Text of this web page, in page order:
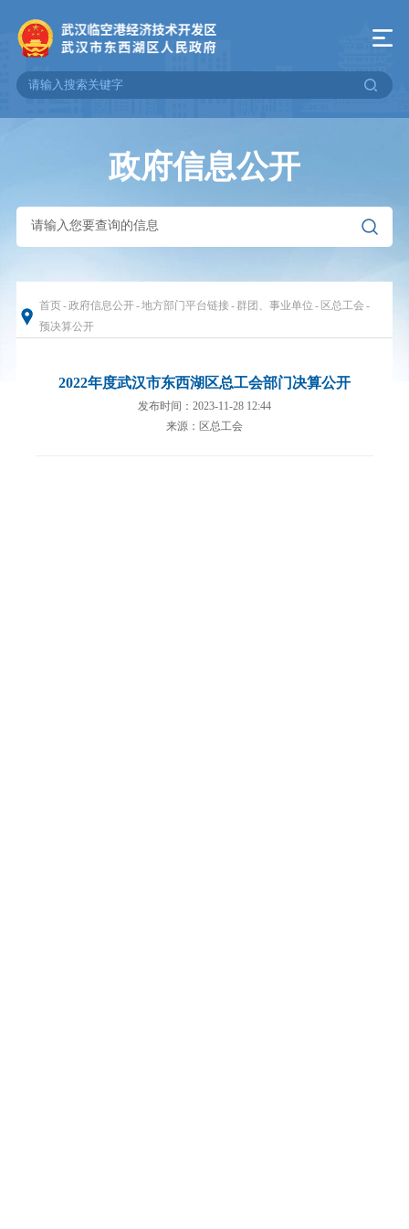
政府信息公开
首页-政府信息公开-地方部门平台链接- 群团、事业单位 - 区总工会 -
预决算公开
2022年度武汉市东西湖区总工会部门决算公开
发布时间：2023-11-28 12:44
来源：区总工会